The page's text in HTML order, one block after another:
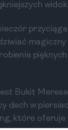
Bukit
dech w
które oferuje